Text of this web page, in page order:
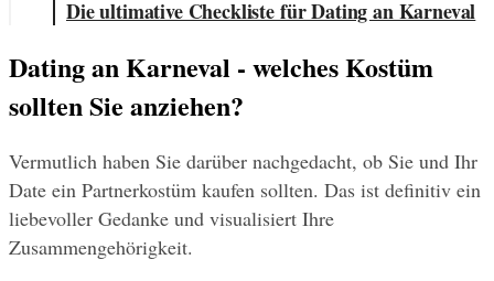
Die ultimative Checkliste für Dating an Karneval
Dating an Karneval - welches Kostüm
sollten Sie anziehen?
Vermutlich haben Sie darüber nachgedacht, ob Sie und Ihr
Date ein Partnerkostüm kaufen sollten. Das ist definitiv ein
liebevoller Gedanke und visualisiert Ihre
Zusammengehörigkeit.